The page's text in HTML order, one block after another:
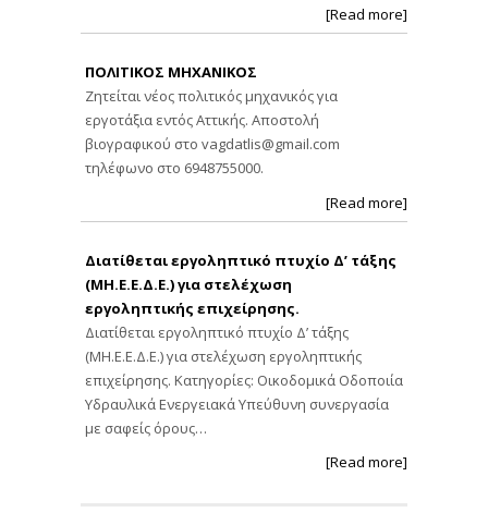
[Read more]
ΠΟΛΙΤΙΚΟΣ ΜΗΧΑΝΙΚΟΣ
Ζητείται νέος πολιτικός μηχανικός για
εργοτάξια εντός Αττικής. Αποστολή
βιογραφικού στο vagdatlis@gmail.com
τηλέφωνο στο 6948755000.
[Read more]
Διατίθεται εργοληπτικό πτυχίο Δ’ τάξης
(ΜΗ.Ε.Ε.Δ.Ε.) για στελέχωση
εργοληπτικής επιχείρησης.
Διατίθεται εργοληπτικό πτυχίο Δ’ τάξης
(ΜΗ.Ε.Ε.Δ.Ε.) για στελέχωση εργοληπτικής
επιχείρησης. Κατηγορίες: Οικοδομικά Οδοποιία
Υδραυλικά Ενεργειακά Υπεύθυνη συνεργασία
με σαφείς όρους…
[Read more]